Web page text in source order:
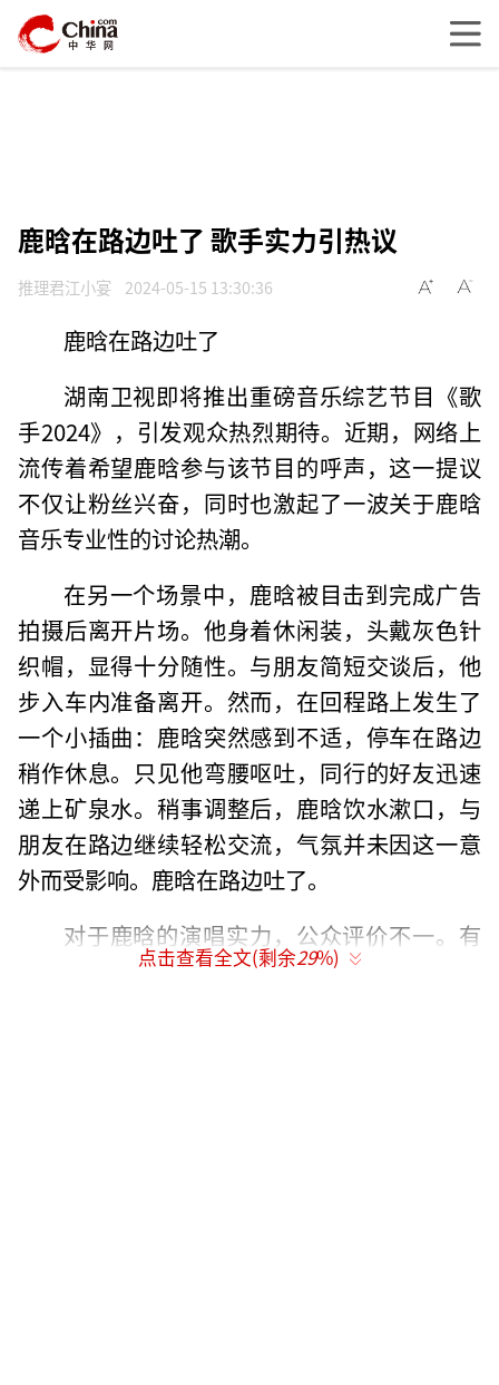
鹿晗在路边吐了 歌手实力引热议
推理君江小宴 2024-05-15 13:30:36
鹿晗在路边吐了
湖南卫视即将推出重磅音乐综艺节目《歌
手2024》，引发观众热烈期待。近期，网络上
流传着希望鹿晗参与该节目的呼声，这一提议
不仅让粉丝兴奋，同时也激起了一波关于鹿晗
音乐专业性的讨论热潮。
在另一个场景中，鹿晗被目击到完成广告
拍摄后离开片场。他身着休闲装，头戴灰色针
织帽，显得十分随性。与朋友简短交谈后，他
步入车内准备离开。然而，在回程路上发生了
一个小插曲：鹿晗突然感到不适，停车在路边
稍作休息。只见他弯腰呕吐，同行的好友迅速
递上矿泉水。稍事调整后，鹿晗饮水漱口，与
朋友在路边继续轻松交流，气氛并未因这一意
外而受影响。鹿晗在路边吐了。
对于鹿晗的演唱实力，公众评价不一。有
人称赞其舞台魅力和独特的音色，也有人对其
点击查看全文(剩余29%)